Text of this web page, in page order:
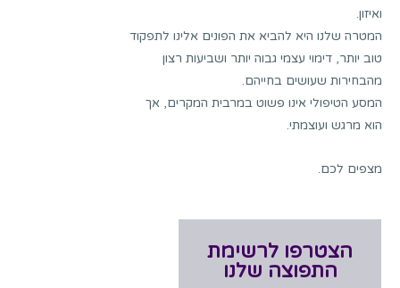
ואיזון.
המטרה שלנו היא להביא את הפונים אלינו לתפקוד
טוב יותר, דימוי עצמי גבוה יותר ושביעות רצון
מהבחירות שעושים בחייהם.
המסע הטיפולי אינו פשוט במרבית המקרים, אך
הוא מרגש ועוצמתי.
מצפים לכם.
הצטרפו לרשימת
התפוצה שלנו